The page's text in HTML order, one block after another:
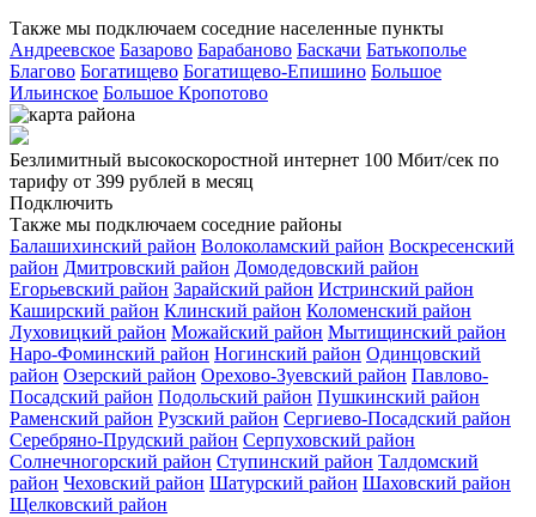
Также мы подключаем соседние населенные пункты
Андреевское Базарово Барабаново Баскачи Батькополье
Благово Богатищево Богатищево-Епишино Большое
Ильинское Большое Кропотово
Безлимитный высокоскоростной интернет 100 Мбит/сек по
тарифу от 399 рублей в месяц
Подключить
Также мы подключаем соседние районы
Балашихинский район Волоколамский район Воскресенский
район Дмитровский район Домодедовский район
Егорьевский район Зарайский район Истринский район
Каширский район Клинский район Коломенский район
Луховицкий район Можайский район Мытищинский район
Наро-Фоминский район Ногинский район Одинцовский
район Озерский район Орехово-Зуевский район Павлово-
Посадский район Подольский район Пушкинский район
Раменский район Рузский район Сергиево-Посадский район
Серебряно-Прудский район Серпуховский район
Солнечногорский район Ступинский район Талдомский
район Чеховский район Шатурский район Шаховский район
Щелковский район